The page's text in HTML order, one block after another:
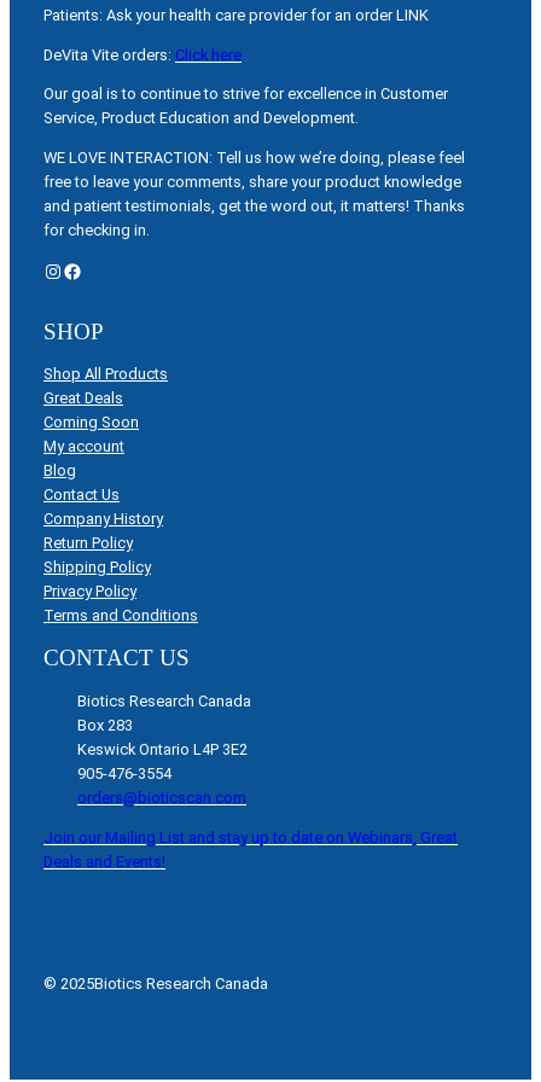
Patients: Ask your health care provider for an order LINK
DeVita Vite orders: Click here
Our goal is to continue to strive for excellence in Customer
Service, Product Education and Development.
WE LOVE INTERACTION: Tell us how we’re doing, please feel
free to leave your comments, share your product knowledge
and patient testimonials, get the word out, it matters! Thanks
for checking in.
Instagram Facebook
SHOP
Shop All Products
Great Deals
Coming Soon
My account
Blog
Contact Us
Company History
Return Policy
Shipping Policy
Privacy Policy
Terms and Conditions
CONTACT US
Biotics Research Canada
Box 283
Keswick Ontario L4P 3E2
905-476-3554
orders@bioticscan.com
Join our Mailing List and stay up to date on Webinars, Great
Deals and Events!
© 2025Biotics Research Canada